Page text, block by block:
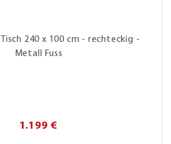
240 x 100 cm - rechteckig -
Metall Fuss
1.199 €